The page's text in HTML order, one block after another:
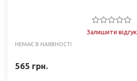
Залишити відгук
НЕМАЄ В НАЯВНОСТІ
565 грн.